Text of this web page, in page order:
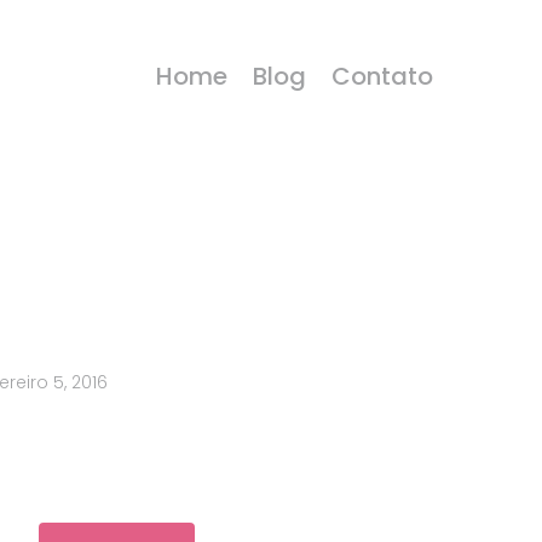
Home Blog Contato
5, 2016